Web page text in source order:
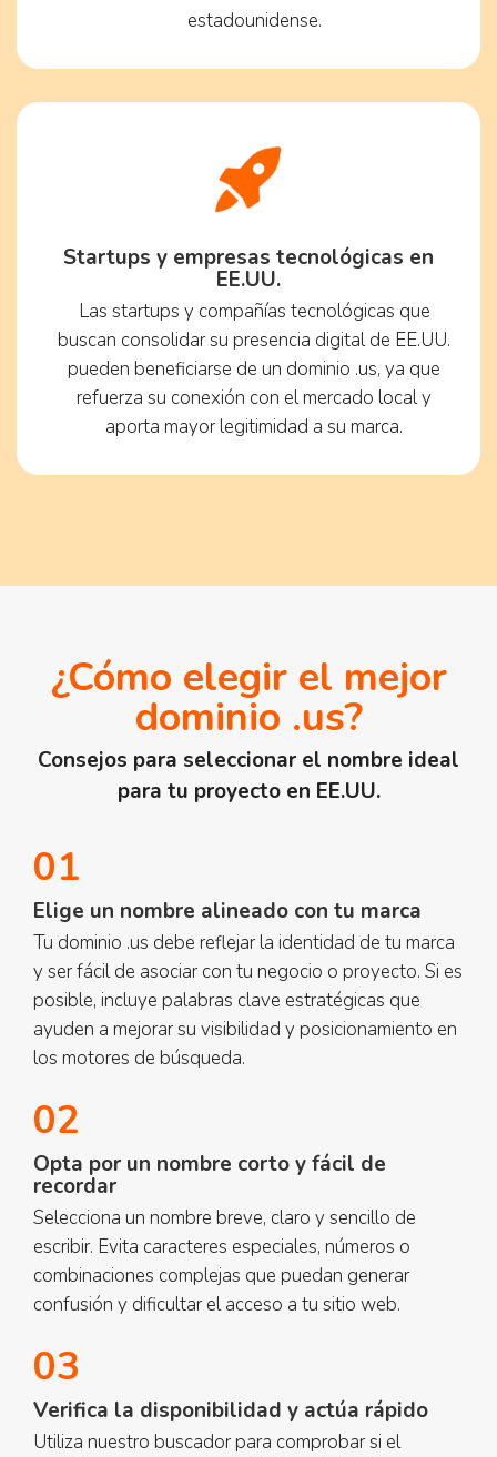
estadounidense.
Startups y empresas tecnológicas en
EE.UU.
Las startups y compañías tecnológicas que
buscan consolidar su presencia digital de EE.UU.
pueden beneficiarse de un dominio .us, ya que
refuerza su conexión con el mercado local y
aporta mayor legitimidad a su marca.
¿Cómo elegir el mejor
dominio .us?
Consejos para seleccionar el nombre ideal
para tu proyecto en EE.UU.
01
Elige un nombre alineado con tu marca
Tu dominio .us debe reflejar la identidad de tu marca
y ser fácil de asociar con tu negocio o proyecto. Si es
posible, incluye palabras clave estratégicas que
ayuden a mejorar su visibilidad y posicionamiento en
los motores de búsqueda.
02
Opta por un nombre corto y fácil de
recordar
Selecciona un nombre breve, claro y sencillo de
escribir. Evita caracteres especiales, números o
combinaciones complejas que puedan generar
confusión y dificultar el acceso a tu sitio web.
03
Verifica la disponibilidad y actúa rápido
Utiliza nuestro buscador para comprobar si el